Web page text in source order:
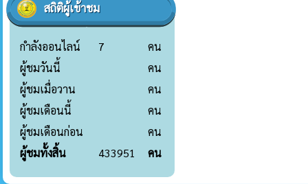
สถิติผู้เข้าชม
กำลังออนไลน์ 7
คน
ผู้ชมวันนี้
คน
ผู้ชมเมื่อวาน
คน
ผู้ชมเดือนนี้
คน
ผู้ชมเดือนก่อน
คน
ผู้ชมทั้งสิ้น
433951 คน